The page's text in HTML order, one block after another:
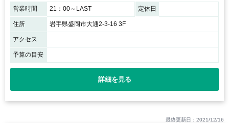
営業時間 21：00～LAST 定休日
住所 岩手県盛岡市大通2-3-16 3F
アクセス
予算の目安
詳細を見る
最終更新日：2021/12/16